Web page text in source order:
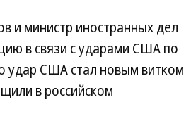
и министр иностранных дел
в связи с ударами США по
США стал новым витком
в российском